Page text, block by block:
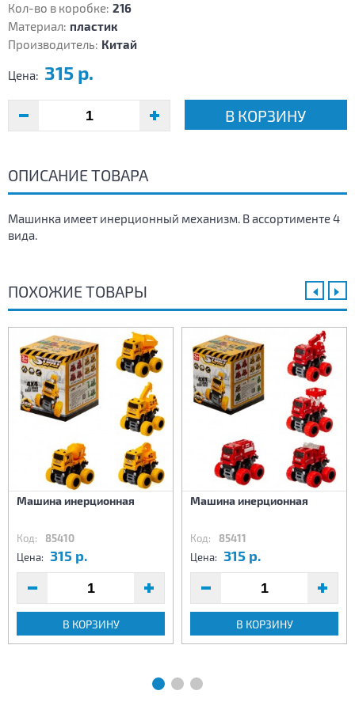
Кол-во в коробке: 216
Материал: пластик
Производитель: Китай
Цена: 315 р.
В КОРЗИНУ
ОПИСАНИЕ ТОВАРА
Машинка имеет инерционный механизм. В ассортименте 4
вида.
ПОХОЖИЕ ТОВАРЫ
Машина инерционная
Код: 85410
Цена: 315 р.
В КОРЗИНУ
Машина инерционная
Код: 85411
Цена: 315 р.
В КОРЗИНУ